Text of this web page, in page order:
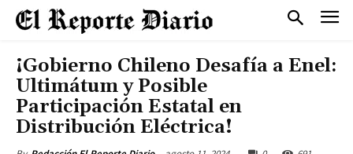
¡Gobierno Chileno Desafía a Enel:
Ultimátum y Posible
Participación Estatal en
Distribución Eléctrica!